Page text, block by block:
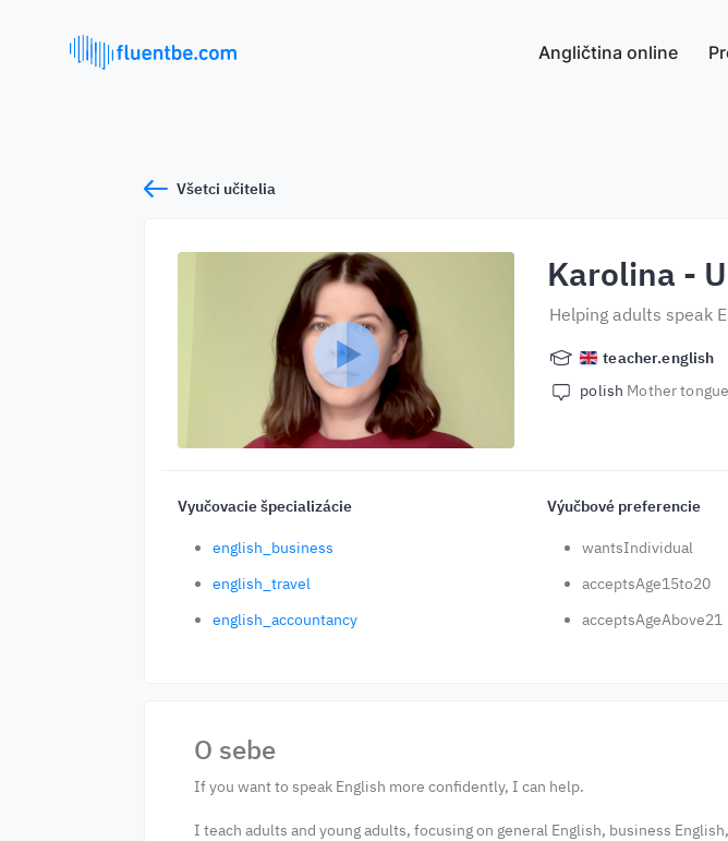
Angličtina online
Všetci učitelia
Karolina -
Helping adults speak
teacher.english
polish Mother tongue
Vyučovacie špecializácie
english_business
english_travel
english_accountancy
Výučbové preferencie
wantsIndividual
acceptsAge15to20
acceptsAgeAbove21
O sebe
If you want to speak English more confidently, I can help.
I teach adults and young adults, focusing on general English, business